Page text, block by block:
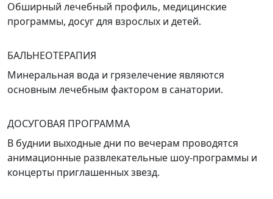
Обширный лечебный профиль, медицинские
программы, досуг для взрослых и детей.
БАЛЬНЕОТЕРАПИЯ
Минеральная вода и грязелечение являются
основным лечебным фактором в санатории.
ДОСУГОВАЯ ПРОГРАММА
В буднии выходные дни по вечерам проводятся
анимационные развлекательные шоу-программы и
концерты приглашенных звезд.